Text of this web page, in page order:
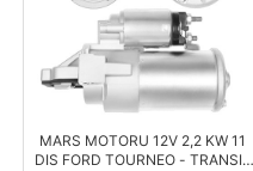
MARS MOTORU 12V 2,2 KW 11
DIS FORD TOURNEO - TRANSIT